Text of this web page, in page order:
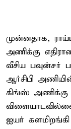
முன்னதாக,
அணிக்கு
வீசிய பவுன்சர்
ஆர்சிபி
கிங்ஸ் அணிக்கு
ஐயர்